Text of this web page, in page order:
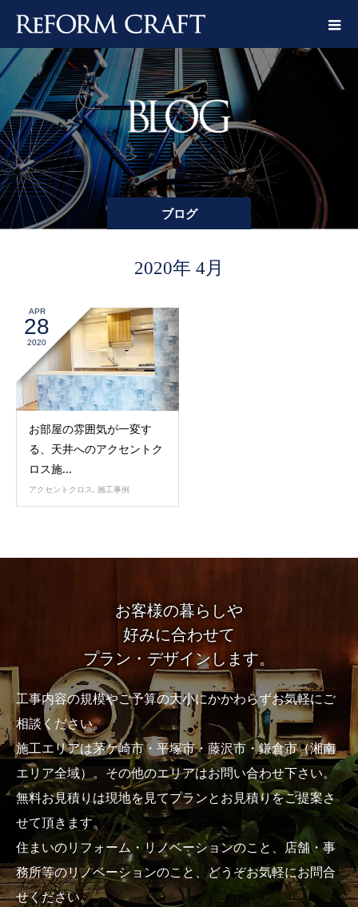
ブログ
2020年 4月
APR
28
2020
お部屋の雰囲気が一変す
る、天井へのアクセントク
ロス施...
アクセントクロス, 施工事例
お客様の暮らしや
好みに合わせて
プラン・デザインします。
工事内容の規模やご予算の大小にかかわらずお気軽にご
相談ください。
施工エリアは茅ケ崎市・平塚市・藤沢市・鎌倉市（湘南
エリア全域）。その他のエリアはお問い合わせ下さい。
無料お見積りは現地を見てプランとお見積りをご提案さ
せて頂きます。
住まいのリフォーム・リノベーションのこと、店舗・事
務所等のリノベーションのこと、どうぞお気軽にお問合
せください。